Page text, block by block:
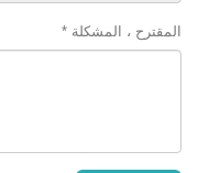
المقترح ، المشكلة *